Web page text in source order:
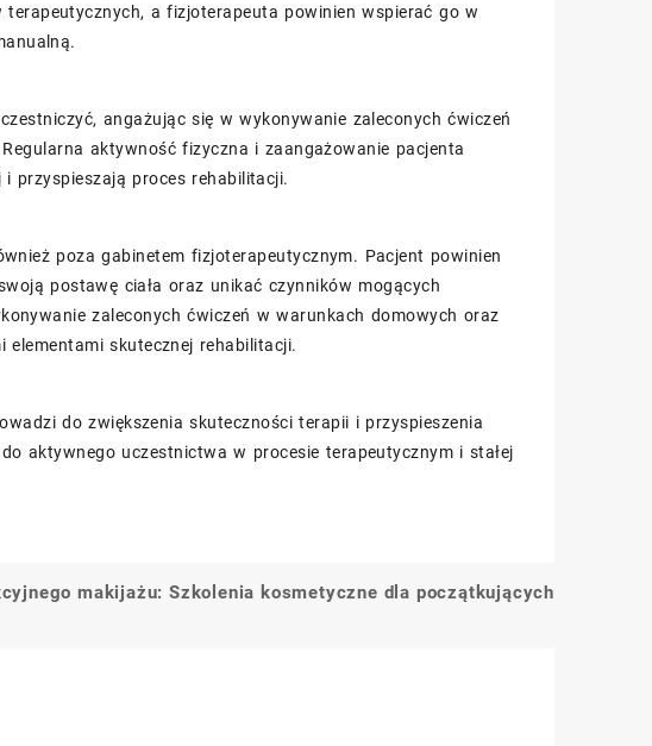
a fizjoterapeuta powinien wspierać go w
angażując się w wykonywanie zaleconych ćwiczeń
aktywność fizyczna i zaangażowanie pacjenta
przyspieszają proces rehabilitacji.
poza gabinetem fizjoterapeutycznym. Pacjent powinien
postawę ciała oraz unikać czynników mogących
zaleconych ćwiczeń w warunkach domowych oraz
skutecznej rehabilitacji.
do zwiększenia skuteczności terapii i przyspieszenia
aktywnego uczestnictwa w procesie terapeutycznym i stałej
makijażu: Szkolenia kosmetyczne dla początkujących